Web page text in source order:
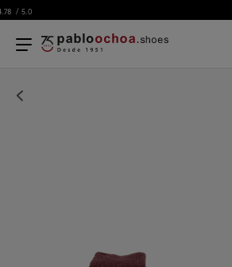
75 ANIVERSARIO | Desde 1951